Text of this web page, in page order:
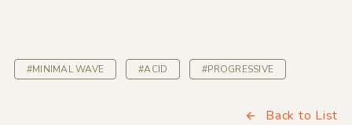
#MINIMAL WAVE #ACID #PROGRESSIVE
Back to List